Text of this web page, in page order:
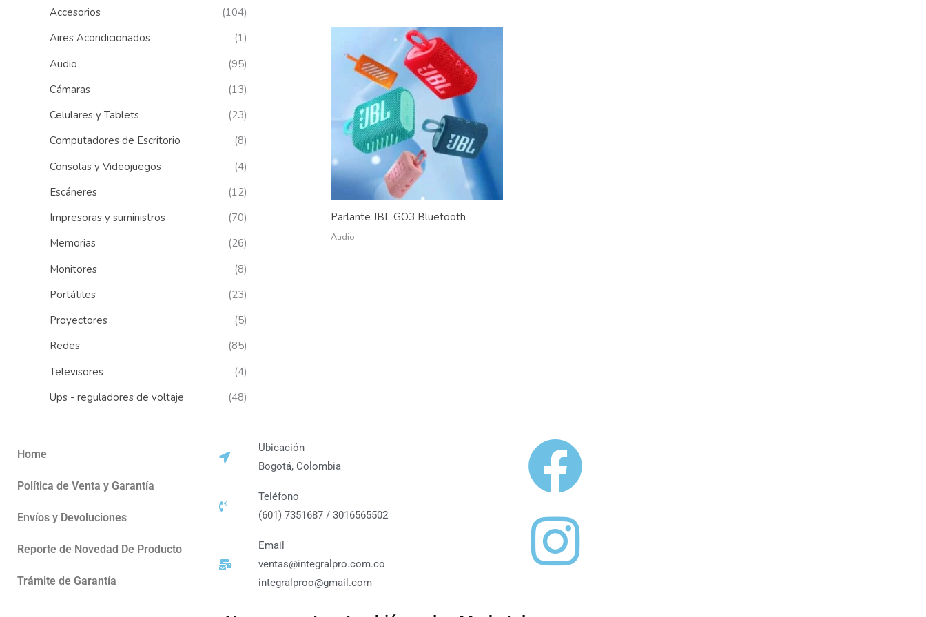
a
r
r
:
Accesorios
(104)
Aires Acondicionados
(1)
Audio
(95)
Cámaras
(13)
Celulares y Tablets
(23)
Computadores de Escritorio
(8)
Consolas y Videojuegos
(4)
Escáneres
(12)
Impresoras y suministros
(70)
Memorias
(26)
Monitores
(8)
Portátiles
(23)
Proyectores
(5)
Redes
(85)
Televisores
(4)
Ups - reguladores de voltaje
(48)
Parlante JBL GO3 Bluetooth
Audio
Home
Política de Venta y Garantía
Envíos y Devoluciones
Reporte de Novedad De Producto
Trámite de Garantía
Ubicación
Bogotá, Colombia
Teléfono
(601) 7351687 / 3016565502
Email
ventas@integralpro.com.co
integralproo@gmail.com